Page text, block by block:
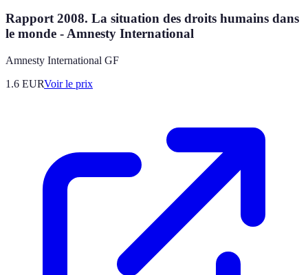
Rapport 2008. La situation des droits humains dans
le monde - Amnesty International
Amnesty International GF
1.6 EURVoir le prix